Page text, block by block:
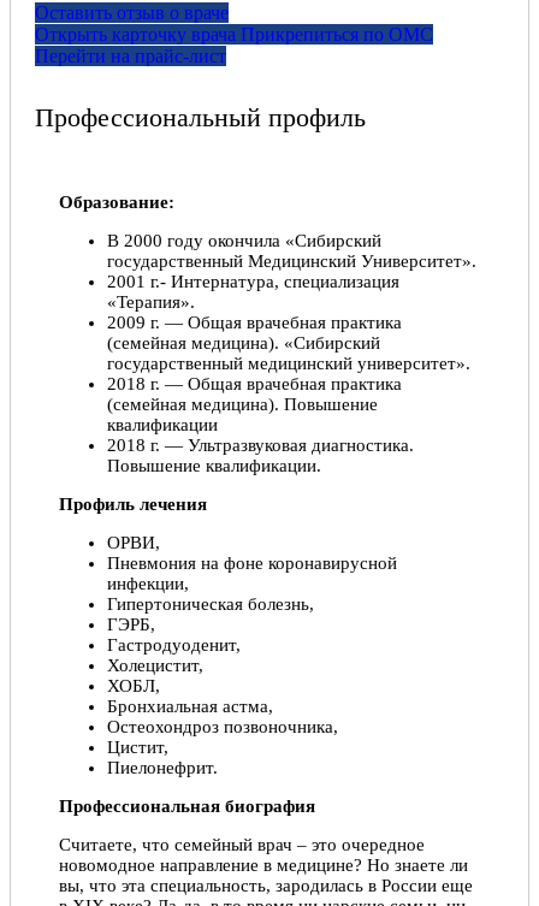
Оставить отзыв о враче
Открыть карточку врача Прикрепитьcя по ОМС
Перейти на прайс-лист
Профессиональный профиль
Образование:
В 2000 году окончила «Сибирский
государственный Медицинский Университет».
2001 г.- Интернатура, специализация
«Терапия».
2009 г. — Общая врачебная практика
(семейная медицина). «Сибирский
государственный медицинский университет».
2018 г. — Общая врачебная практика
(семейная медицина). Повышение
квалификации
2018 г. — Ультразвуковая диагностика.
Повышение квалификации.
Профиль лечения
ОРВИ,
Пневмония на фоне коронавирусной
инфекции,
Гипертоническая болезнь,
ГЭРБ,
Гастродуоденит,
Холецистит,
ХОБЛ,
Бронхиальная астма,
Остеохондроз позвоночника,
Цистит,
Пиелонефрит.
Профессиональная биография
Считаете, что семейный врач – это очередное
новомодное направление в медицине? Но знаете ли
вы, что эта специальность, зародилась в России еще